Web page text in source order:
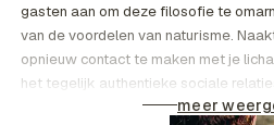
gasten aan om deze filosofie te
van de voordelen van naturisme.
opnieuw contact te maken met je
het tegelijk authentieke sociale
meer